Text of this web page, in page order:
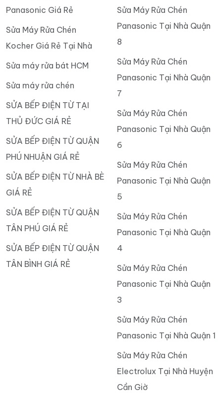
Panasonic Giá Rẻ
Sửa Máy Rửa Chén
Kocher Giá Rẻ Tại Nhà
Sửa máy rửa bát HCM
Sửa máy rửa chén
SỬA BẾP ĐIỆN TỪ TẠI
THỦ ĐỨC GIÁ RẺ
SỬA BẾP ĐIỆN TỪ QUẬN
PHÚ NHUẬN GIÁ RẺ
SỬA BẾP ĐIỆN TỪ NHÀ BÈ
GIÁ RẺ
SỬA BẾP ĐIỆN TỪ QUẬN
TÂN PHÚ GIÁ RẺ
SỬA BẾP ĐIỆN TỪ QUẬN
TÂN BÌNH GIÁ RẺ
Sửa Máy Rửa Chén
Panasonic Tại Nhà Quận
8
Sửa Máy Rửa Chén
Panasonic Tại Nhà Quận
7
Sửa Máy Rửa Chén
Panasonic Tại Nhà Quận
6
Sửa Máy Rửa Chén
Panasonic Tại Nhà Quận
5
Sửa Máy Rửa Chén
Panasonic Tại Nhà Quận
4
Sửa Máy Rửa Chén
Panasonic Tại Nhà Quận
3
Sửa Máy Rửa Chén
Panasonic Tại Nhà Quận 1
Sửa Máy Rửa Chén
Electrolux Tại Nhà Huyện
Cần Giờ